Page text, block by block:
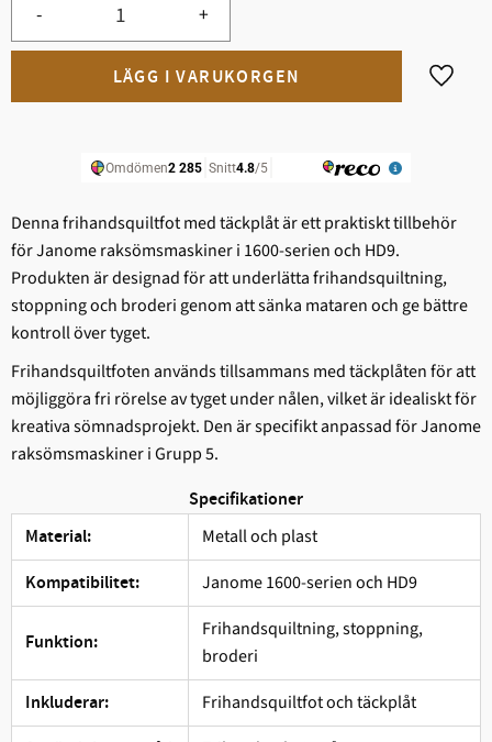
+
-
Lägg
Denna frihandsquiltfot med täckplåt är ett praktiskt tillbehör
för Janome raksömsmaskiner i 1600-serien och HD9.
Produkten är designad för att underlätta frihandsquiltning,
stoppning och broderi genom att sänka mataren och ge bättre
kontroll över tyget.
Frihandsquiltfoten används tillsammans med täckplåten för att
möjliggöra fri rörelse av tyget under nålen, vilket är idealiskt för
kreativa sömnadsprojekt. Den är specifikt anpassad för Janome
raksömsmaskiner i Grupp 5.
Specifikationer
Material:
Metall och plast
Kompatibilitet: Janome 1600-serien och HD9
Funktion:
Frihandsquiltning, stoppning,
broderi
Inkluderar: Frihandsquiltfot och täckplåt